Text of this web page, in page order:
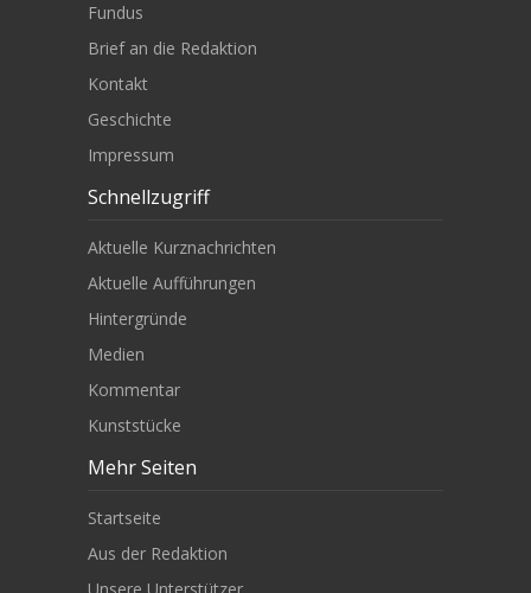
Fundus
Brief an die Redaktion
Kontakt
Geschichte
Impressum
Schnellzugriff
Aktuelle Kurznachrichten
Aktuelle Aufführungen
Hintergründe
Medien
Kommentar
Kunststücke
Mehr Seiten
Startseite
Aus der Redaktion